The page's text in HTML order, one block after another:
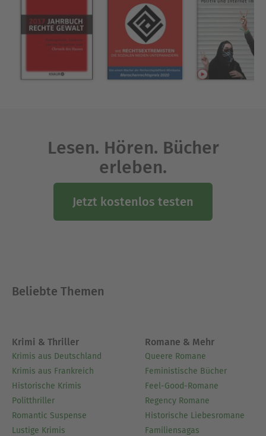
Analysen, aber auch seine satirischen Rückblicke
haben ihn einem größeren Publikum bekannt
gemacht. Zudeick, promovierter Philosoph,
veröffentlicht seit 2009 im Westend Verlag, in dem
2018 sein letztes Buch erschien: "Heimat. Volk.
Lesen. Hören. Bücher
erleben.
Jetzt kostenlos testen
Beliebte Themen
Krimi & Thriller
Krimis aus Deutschland
Krimis aus Frankreich
Historische Krimis
Politthriller
Romantic Suspense
Lustige Krimis
Romane & Mehr
Queere Romane
Feministische Bücher
Feel-Good-Romane
Regency Romane
Historische Liebesromane
Familiensagas